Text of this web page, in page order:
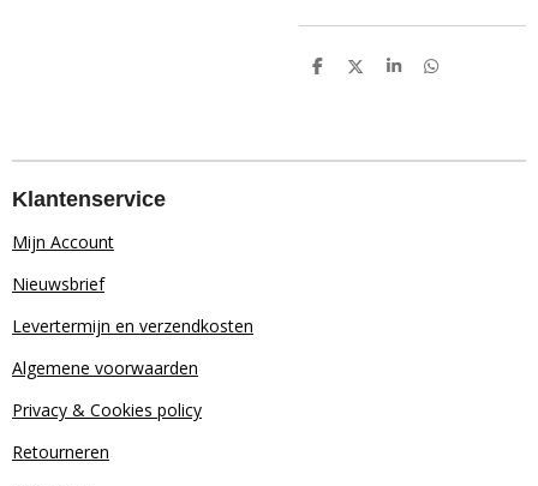
D
D
S
D
Klantenservice
Mijn Account
Nieuwsbrief
Levertermijn en verzendkosten
Algemene voorwaarden
Privacy & Cookies policy
Retourneren